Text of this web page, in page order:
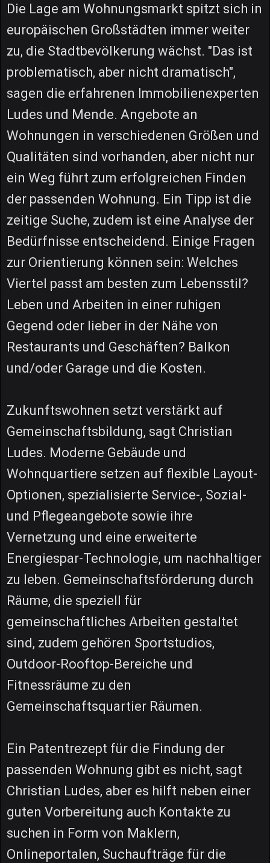
Die Lage am Wohnungsmarkt spitzt sich in
europäischen Großstädten immer weiter
zu, die Stadtbevölkerung wächst. "Das ist
problematisch, aber nicht dramatisch",
sagen die erfahrenen Immobilienexperten
Ludes und Mende. Angebote an
Wohnungen in verschiedenen Größen und
Qualitäten sind vorhanden, aber nicht nur
ein Weg führt zum erfolgreichen Finden
der passenden Wohnung. Ein Tipp ist die
zeitige Suche, zudem ist eine Analyse der
Bedürfnisse entscheidend. Einige Fragen
zur Orientierung können sein: Welches
Viertel passt am besten zum Lebensstil?
Leben und Arbeiten in einer ruhigen
Gegend oder lieber in der Nähe von
Restaurants und Geschäften? Balkon
und/oder Garage und die Kosten.
Zukunftswohnen setzt verstärkt auf
Gemeinschaftsbildung, sagt Christian
Ludes. Moderne Gebäude und
Wohnquartiere setzen auf flexible Layout-
Optionen, spezialisierte Service-, Sozial-
und Pflegeangebote sowie ihre
Vernetzung und eine erweiterte
Energiespar-Technologie, um nachhaltiger
zu leben. Gemeinschaftsförderung durch
Räume, die speziell für
gemeinschaftliches Arbeiten gestaltet
sind, zudem gehören Sportstudios,
Outdoor-Rooftop-Bereiche und
Fitnessräume zu den
Gemeinschaftsquartier Räumen.
Ein Patentrezept für die Findung der
passenden Wohnung gibt es nicht, sagt
Christian Ludes, aber es hilft neben einer
guten Vorbereitung auch Kontakte zu
suchen in Form von Maklern,
Onlineportalen, Suchaufträge für die